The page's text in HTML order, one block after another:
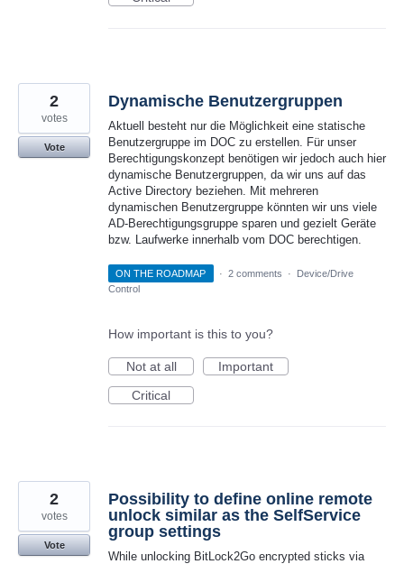
Dynamische Benutzergruppen
Aktuell besteht nur die Möglichkeit eine statische
Benutzergruppe im DOC zu erstellen. Für unser
Berechtigungskonzept benötigen wir jedoch auch hier
dynamische Benutzergruppen, da wir uns auf das
Active Directory beziehen. Mit mehreren
dynamischen Benutzergruppe könnten wir uns viele
AD-Berechtigungsgruppe sparen und gezielt Geräte
bzw. Laufwerke innerhalb vom DOC berechtigen.
2
votes
Vote
ON THE ROADMAP · 2 comments ·
Device/Drive
Control
How important is this to you?
Not at all
Important
Critical
Possibility to define online remote
unlock similar as the SelfService
group settings
While unlocking BitLock2Go encrypted sticks via
2
votes
Vote